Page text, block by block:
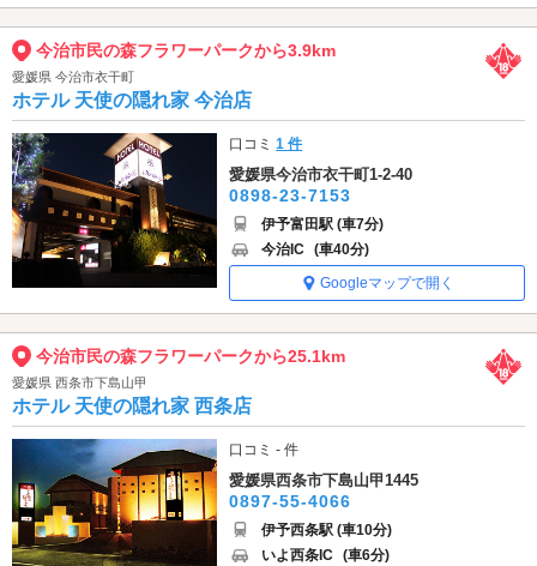
今治市民の森フラワーパークから3.9km
愛媛県 今治市衣干町
ホテル 天使の隠れ家 今治店
口コミ1 件
愛媛県今治市衣干町1-2-40
0898-23-7153
伊予富田駅 (車7分)
今治IC (車40分)
Googleマップで開く
今治市民の森フラワーパークから25.1km
愛媛県 西条市下島山甲
ホテル 天使の隠れ家 西条店
口コミ - 件
愛媛県西条市下島山甲1445
0897-55-4066
伊予西条駅 (車10分)
いよ西条IC (車6分)